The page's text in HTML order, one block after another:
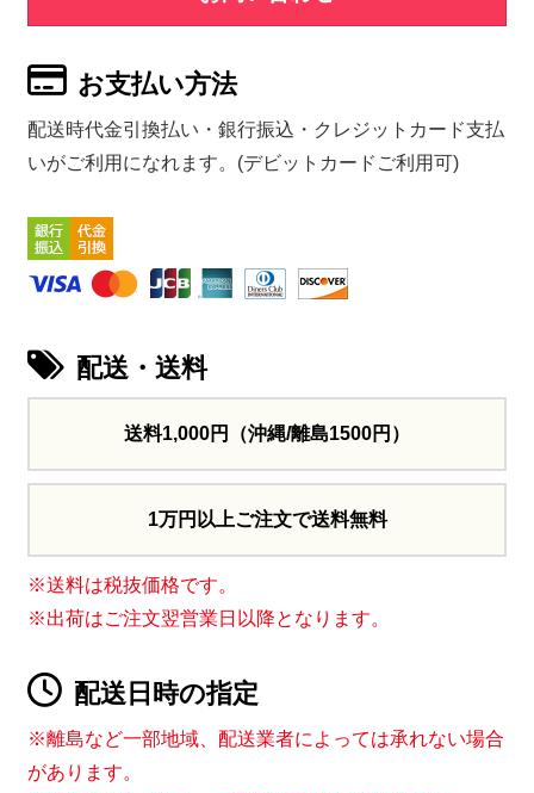
お支払い方法
配送時代金引換払い・銀行振込・クレジットカード支払
いがご利用になれます。(デビットカードご利用可)
配送・送料
送料1,000円 （沖縄/離島1500円）
1万円以上ご注文で送料無料
※送料は税抜価格です。
※出荷はご注文翌営業日以降となります。
配送日時の指定
※離島など一部地域、配送業者によっては承れない場合
があります。